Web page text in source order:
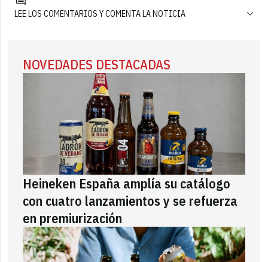
LEE LOS COMENTARIOS Y COMENTA LA NOTICIA
NOVEDADES DESTACADAS
Heineken España amplía su catálogo
con cuatro lanzamientos y se refuerza
en premiurización